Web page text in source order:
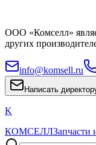
ООО «Комселл»
других
info@komsell.ru
Написать
K
КОМСЕЛЛЗапчасти